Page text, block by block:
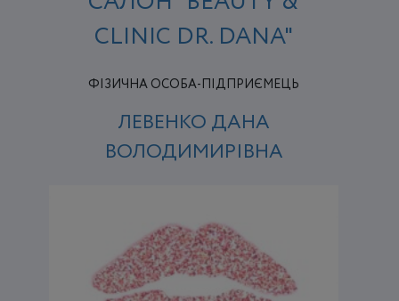
СLINIС DR. DANA"
ФІЗИЧНА ОСОБА-ПІДПРИЄМЕЦЬ
ЛЕВЕНКО ДАНА
ВОЛОДИМИРІВНА